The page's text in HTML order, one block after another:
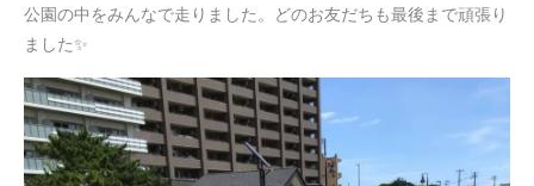
公園の中をみんなで走りました。どのお友だちも最後まで頑張り
ました✨